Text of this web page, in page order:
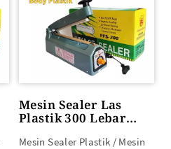
Mesin Sealer Las
Plastik 300 Lebar
Mesin Sealer Plastik / Mesin